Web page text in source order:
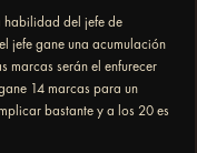
habilidad del jefe de
jefe gane una acumulación
marcas serán el enfurecer
14 marcas para un
bastante y a los 20 es